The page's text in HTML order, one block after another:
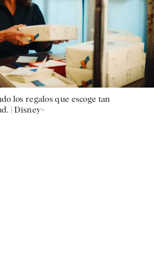
los regalos que escoge tan
|Disney+